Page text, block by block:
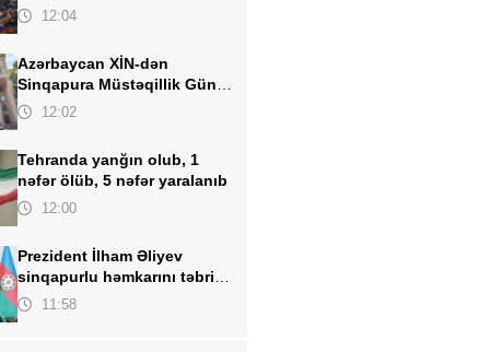
12:04
Azərbaycan XİN-dən
Sinqapura Müstəqillik Günü
təbriki
12:02
Tehranda yanğın olub, 1
nəfər ölüb, 5 nəfər yaralanıb
12:00
Prezident İlham Əliyev
sinqapurlu həmkarını təbrik
edib11:58